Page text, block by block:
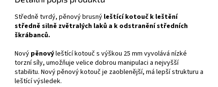
Středně tvrdý, pěnový brusný leštící kotouč k leštění
středně silně zvětralých laků a k odstranění středních
škrábanců.
Nový pěnovýleštící kotouč s výškou 25 mm vyvolává nízké
torzní síly, umožňuje velice dobrou manipulaci a nejvyšší
stabilitu. Nový pěnový kotouč je zaoblenější, má lepší strukturu a
leštící výsledek.